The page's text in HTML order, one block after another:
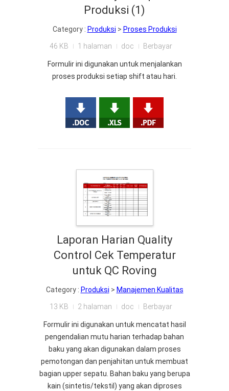
Produksi (1)
Category : Produksi > Proses Produksi
46 KB 1 halaman doc Berbayar
Formulir ini digunakan untuk menjalankan
proses produksi setiap shift atau hari.
Laporan Harian Quality
Control Cek Temperatur
untuk QC Roving
Category : Produksi > Manajemen Kualitas
13 KB 2 halaman doc Berbayar
Formulir ini digunakan untuk mencatat hasil
pengendalian mutu harian terhadap bahan
baku yang akan digunakan dalam proses
pemotongan dan penjahitan untuk membuat
bagian upper sepatu. Bahan baku yang berupa
kain (sintetis/tekstil) yang akan diproses